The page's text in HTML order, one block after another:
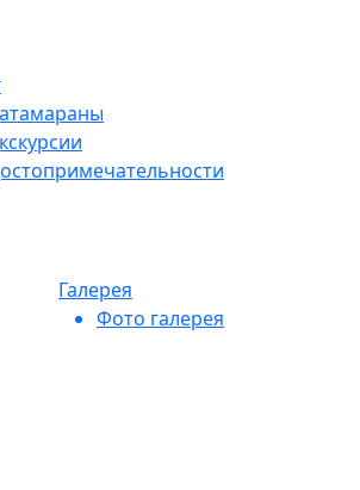
Галерея
Фото галерея